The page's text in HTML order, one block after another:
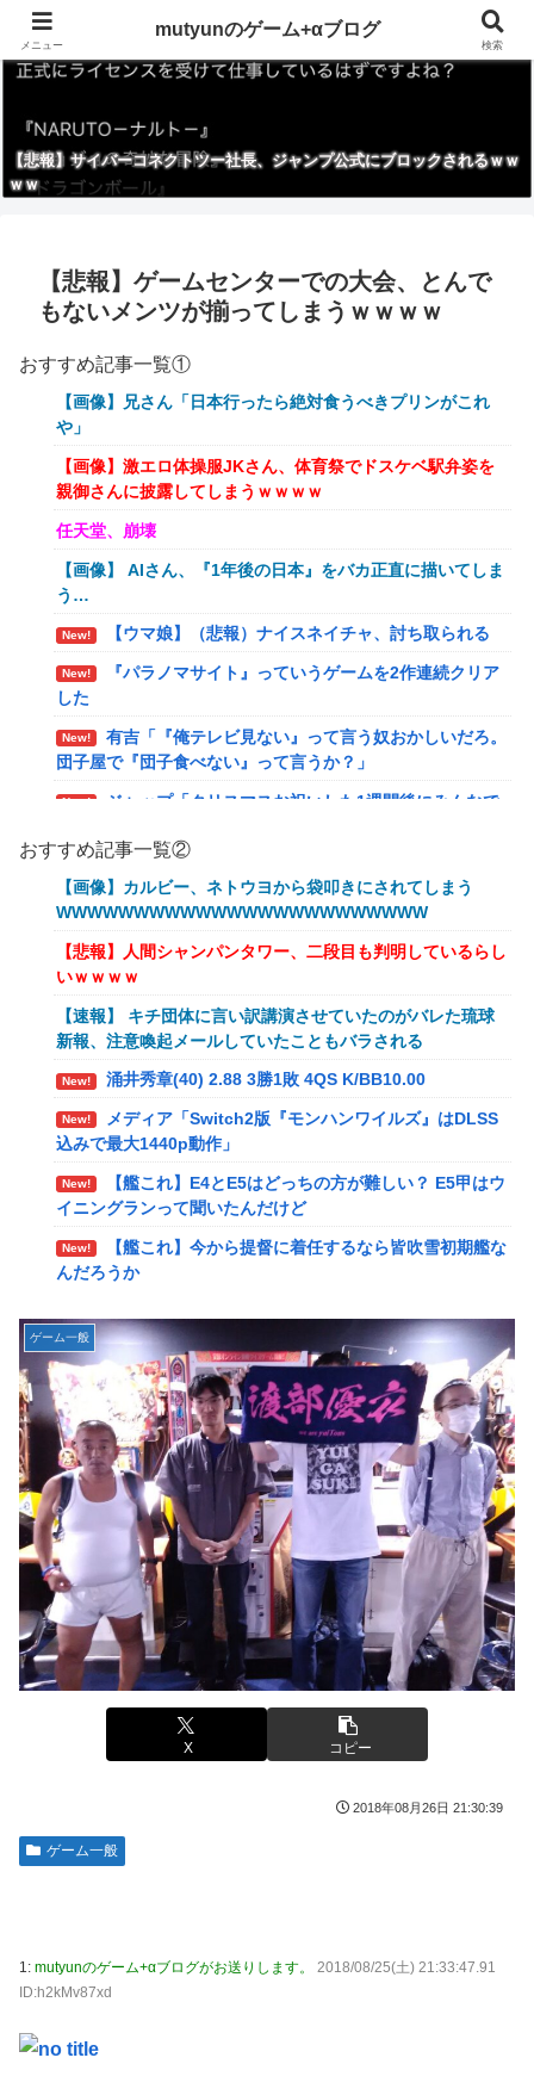
【悲報】サイバーコネクトツー社長、ジャンプ公式にブロックされるｗｗ
ｗｗ
【悲報】ゲームセンターでの大会、とんで
もないメンツが揃ってしまうｗｗｗｗ
おすすめ記事一覧①
【画像】兄さん「日本行ったら絶対食うべきプリンがこれ
や」
【画像】激エロ体操服JKさん、体育祭でドスケベ駅弁姿を
親御さんに披露してしまうｗｗｗｗ
任天堂、崩壊
【画像】 AIさん、『1年後の日本』をバカ正直に描いてしま
う…
New! 【ウマ娘】（悲報）ナイスネイチャ、討ち取られる
New!
『パラノマサイト』っていうゲームを2作連続クリア
した
New!
有吉「『俺テレビ見ない』って言う奴おかしいだろ。
団子屋で『団子食べない』って言うか？」
New!
ジャップ「クリスマスお祝いした1週間後にみんなで
【画像】令和最新版のあのちゃん、可愛過ぎてワイら
にブッ刺さりまくりw w w w w w
New!
オワコン扱いされていたデジモンさん、令和に全盛期
を超える利益を生み出していた
New!
【爆笑ｗ】バッグひったくりを試みた男、バイクを盗
られる！
New! 【動画】新型のさすまた、限界突破www
New!
メディア「Switch2版『モンハンワイルズ』はDLSS
込みで最大1440p動作」
New!
【艦これ】E4とE5はどっちの方が難しい？ E5甲はウ
イニングランって聞いたんだけど
New!
【艦これ】今から提督に着任するなら皆吹雪初期艦な
んだろうか
New! 中西悠理アナ 袖口からインナーチラ見え！！
New!
【ポケモンGO】リモート交換って 大半が交換レート
合わせない奴多くね？
New!
【衝撃】クルタ族虐 殺の犯人、ツェリードニヒで確
定！クロロの演劇のせいで2人も無駄死ににwwww
New!
【悲報】ライター「ちいかわが反社とコラボしてた」
ﾊﾟｼｬｯ
死神のコスプレをして隣のビルの屋上から病院を眺め
ていた男を逮捕ｗｗｗ
New!
【画像】コスプレイヤーが死ぬ気で痩せた結果ｗｗｗ
ｗ
New!
【ROBOT魂】 88,000のミーティアが二次も即完売な
の大人気すぎる…
【デレマス】 紗南「アイドルに似合うポケモン？」
姿で登場してしまう
株式投資、若年男性の自信喪失の原因に-6割超が「人
生の敗者」自認
役7年の求刑←これ…
おすすめ記事一覧②
【画像】カルビー、ネトウヨから袋叩きにされてしまう
WWWWWWWWWWWWWWWWWWWWWWWW
【悲報】人間シャンパンタワー、二段目も判明しているらし
いｗｗｗｗ
【速報】 キチ団体に言い訳講演させていたのがバレた琉球
新報、注意喚起メールしていたこともバラされる
New! 涌井秀章(40) 2.88 3勝1敗 4QS K/BB10.00
New!
メディア「Switch2版『モンハンワイルズ』はDLSS
込みで最大1440p動作」
New!
【艦これ】E4とE5はどっちの方が難しい？ E5甲はウ
イニングランって聞いたんだけど
New!
【艦これ】今から提督に着任するなら皆吹雪初期艦な
んだろうか
New!
【速報】専門家「イオンモール熊本の爆心地に”こん
なもの”があったんだけど…」
New!
【画像】かつて天下を獲っていたYouTuberの現在ｗ
ｗｗｗ
New!
【速報】熊本イオンモール、爆発の原因は『これ』の
可能性
New!
【悲報】コレコレ、月収1億円ｗｗｗそりゃ外出るの
にボディガードつけるわ…
New!
【悲報】有名漫画家、がんを公表「大腸癌になってし
まいました。肝臓に転移も見られてステージ4です」
New! 伊勢鈴蘭さん、コカ・コーラ愛を全力アピール！
無期懲役、去年の仮釈放わずか４人…もう実質終身刑
New!
【画像】令和最新版のあのちゃん、可愛過ぎてワイら
にブッ刺さりまくりw w w w w w
New!
熊本･八代港で自衛隊の「病院船」が医療提供開始、
診察と薬剤処方…被災者向け大浴場も！
は生産原価の半分以下に…肥料代や燃料代は高騰「今年でや
ゲーム一般
X コピー
2018年08月26日 21:30:39
ゲーム一般
1: mutyunのゲーム+αブログがお送りします。
2018/08/25(土) 21:33:47.91
ID:h2kMv87xd
メニュー
mutyunのゲーム+αブログ
検索